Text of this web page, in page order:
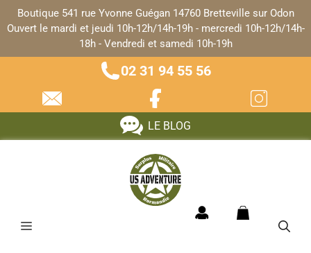
Boutique 541 rue Yvonne Guégan 14760 Bretteville sur Odon
Ouvert le mardi et jeudi 10h-12h/14h-19h - mercredi 10h-12h/14h-
18h - Vendredi et samedi 10h-19h
02 31 94 55 56
LE BLOG
Panneau de gestion des cookies